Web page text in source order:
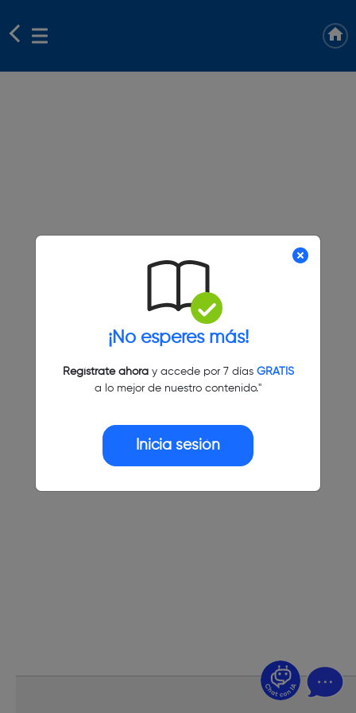
¡No esperes más!
Regístrate ahoray accede por 7 días GRATIS
a lo mejor de nuestro contenido."
Inicia sesión